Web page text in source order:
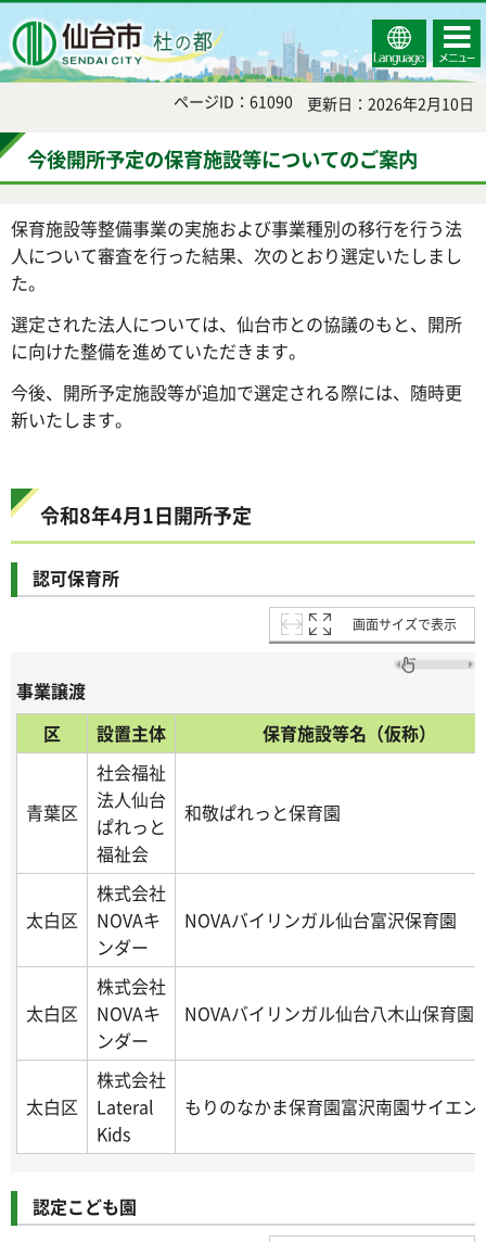
Select
Language
コンテ
ンツメ
ニュー
ページID：61090 更新日：2026年2月10日
今後開所予定の保育施設等についてのご案内
保育施設等整備事業の実施および事業種別の移行を行う法
人について審査を行った結果、次のとおり選定いたしまし
た。
選定された法人については、仙台市との協議のもと、開所
に向けた整備を進めていただきます。
今後、開所予定施設等が追加で選定される際には、随時更
新いたします。
令和8年4月1日開所予定
認可保育所
画面サイズで表示
事業譲渡
区
設置主体 保育施設等名（仮称）
青葉区
社会福祉
法人仙台
ぱれっと
福祉会
和敬ぱれっと保育園
太白区
株式会社
NOVAキ
ンダー
NOVAバイリンガル仙台富沢保育園
太白区
株式会社
NOVAキ
ンダー
NOVAバイリンガル仙台八木山保育園
太白区
株式会社
Lateral
Kids
もりのなかま保育園富沢南園サイエン
認定こども園